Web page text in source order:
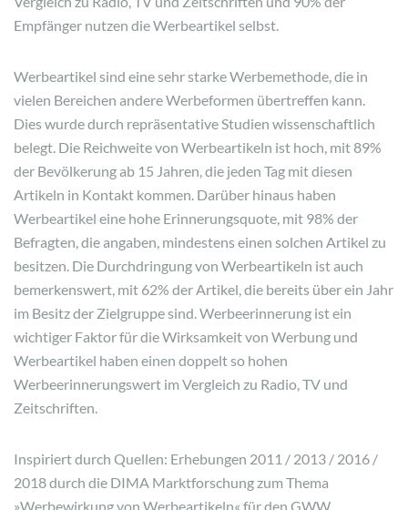
Empfänger nutzen die Werbeartikel selbst.
Werbeartikel sind eine sehr starke Werbemethode, die in
vielen Bereichen andere Werbeformen übertreffen kann.
Dies wurde durch repräsentative Studien wissenschaftlich
belegt. Die Reichweite von Werbeartikeln ist hoch, mit 89%
der Bevölkerung ab 15 Jahren, die jeden Tag mit diesen
Artikeln in Kontakt kommen. Darüber hinaus haben
Werbeartikel eine hohe Erinnerungsquote, mit 98% der
Befragten, die angaben, mindestens einen solchen Artikel zu
besitzen. Die Durchdringung von Werbeartikeln ist auch
bemerkenswert, mit 62% der Artikel, die bereits über ein Jahr
im Besitz der Zielgruppe sind. Werbeerinnerung ist ein
wichtiger Faktor für die Wirksamkeit von Werbung und
Werbeartikel haben einen doppelt so hohen
Werbeerinnerungswert im Vergleich zu Radio, TV und
Zeitschriften.
Inspiriert durch Quellen: Erhebungen 2011 / 2013 / 2016 /
2018 durch die DIMA Marktforschung zum Thema
»Werbewirkung von Werbeartikeln« für den GWW